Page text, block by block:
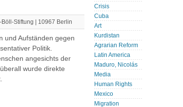
Stiftung | 10967 Berlin
und Aufständen gegen
Politik.
angesichts der
wurde direkte
Crisis
Cuba
Art
Kurdistan
Agrarian Reform
Latin America
Maduro, Nicolás
Media
Human Rights
Mexico
Migration